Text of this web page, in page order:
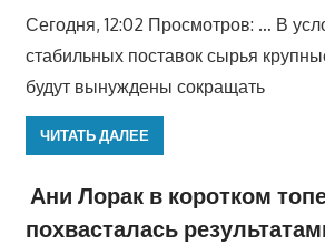
Сегодня, 12:02 Просмотров: … В
стабильных поставок сырья
будут вынуждены сокращать
ЧИТАТЬ ДАЛЕЕ
Ани Лорак в коротком
похвасталась